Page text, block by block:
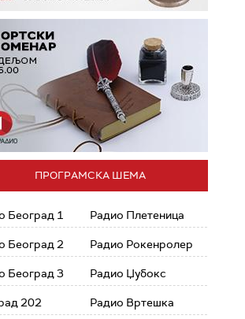
ПРОГРАМСКА ШЕМА
Београд 1
Београд 2
Београд 3
202
Радио Плетеница
Радио Рокенролер
Радио Џубокс
Радио Вртешка